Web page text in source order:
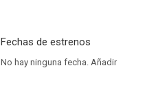
Fechas de estrenos
No hay ninguna fecha. Añadir